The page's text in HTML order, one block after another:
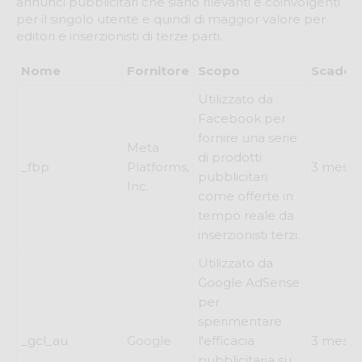
per il singolo utente e quindi di maggior valore per
editori e inserzionisti di terze parti.
Nome Fornitore Scopo
_fbp
Meta
Platforms,
Inc.
Utilizzato da
Facebook per
fornire una serie
di prodotti
pubblicitari
come offerte in
tempo reale da
inserzionisti terzi.
3 mesi
_gcl_au Google
Utilizzato da
Google AdSense
per
sperimentare
l'efficacia
3 mesi